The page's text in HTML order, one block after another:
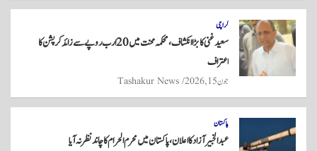
bo
ok
tte
r
ail
ts
A
pp
re
کراچی
سعید غنی کا بڑا انکشاف، محکمہ محنت میں 20 ارب روپے سے زائد کرپشن کا
اعتراف
جون 15, 2026 Tashakur News
پاکستان
عبدالخبیر آزاد کا اعلان، پاکستان میں محرم الحرام کا چاند نظر نہ آیا